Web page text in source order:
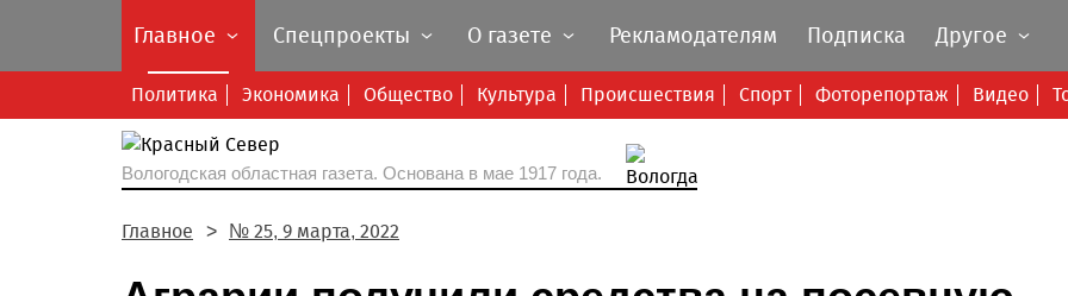
Главное
Политика Экономика Общество Культура Происшествия Спорт Фоторепортаж Видео
Спецпроекты О газете Рекламодателям Подписка Другое
Вологодская областная газета. Основана в мае 1917 года.
Главное № 25, 9 марта, 2022